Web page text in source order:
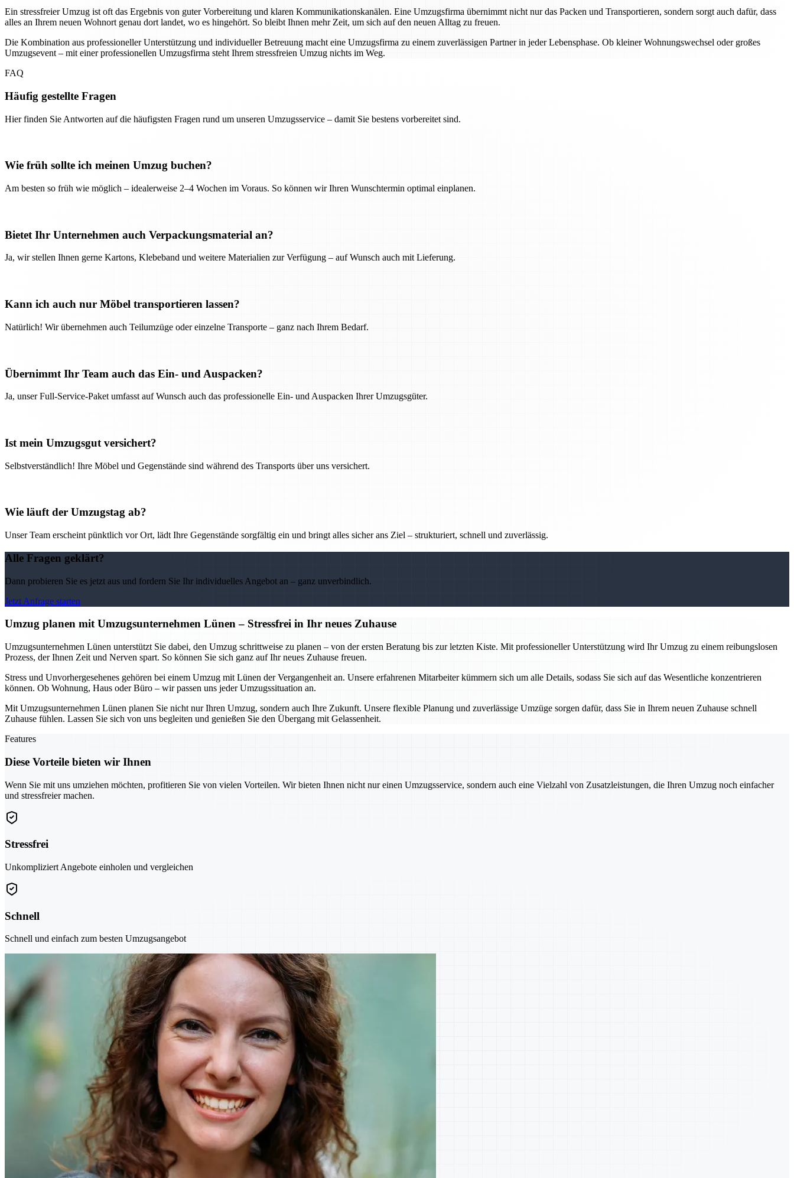
Ein stressfreier Umzug ist oft das Ergebnis von guter Vorbereitung und klaren Kommunikationskanälen. Eine Umzugsfirma übernimmt nicht nur das Packen und Transportieren, sondern sorgt auch dafür, dass
alles an Ihrem neuen Wohnort genau dort landet, wo es hingehört. So bleibt Ihnen mehr Zeit, um sich auf den neuen Alltag zu freuen.
Die Kombination aus professioneller Unterstützung und individueller Betreuung macht eine Umzugsfirma zu einem zuverlässigen Partner in jeder Lebensphase. Ob kleiner Wohnungswechsel oder großes
Umzugsevent – mit einer professionellen Umzugsfirma steht Ihrem stressfreien Umzug nichts im Weg.
FAQ
Häufig gestellte Fragen
Hier finden Sie Antworten auf die häufigsten Fragen rund um unseren Umzugsservice – damit Sie bestens vorbereitet sind.
Wie früh sollte ich meinen Umzug buchen?
Am besten so früh wie möglich – idealerweise 2–4 Wochen im Voraus. So können wir Ihren Wunschtermin optimal einplanen.
Bietet Ihr Unternehmen auch Verpackungsmaterial an?
Ja, wir stellen Ihnen gerne Kartons, Klebeband und weitere Materialien zur Verfügung – auf Wunsch auch mit Lieferung.
Kann ich auch nur Möbel transportieren lassen?
Natürlich! Wir übernehmen auch Teilumzüge oder einzelne Transporte – ganz nach Ihrem Bedarf.
Übernimmt Ihr Team auch das Ein- und Auspacken?
Ja, unser Full-Service-Paket umfasst auf Wunsch auch das professionelle Ein- und Auspacken Ihrer Umzugsgüter.
Ist mein Umzugsgut versichert?
Selbstverständlich! Ihre Möbel und Gegenstände sind während des Transports über uns versichert.
Wie läuft der Umzugstag ab?
Unser Team erscheint pünktlich vor Ort, lädt Ihre Gegenstände sorgfältig ein und bringt alles sicher ans Ziel – strukturiert, schnell und zuverlässig.
Alle Fragen geklärt?
Dann probieren Sie es jetzt aus und fordern Sie Ihr individuelles Angebot an – ganz unverbindlich.
Jetzt Anfrage starten
Umzug planen mit Umzugsunternehmen Lünen – Stressfrei in Ihr neues Zuhause
Umzugsunternehmen Lünen unterstützt Sie dabei, den Umzug schrittweise zu planen – von der ersten Beratung bis zur letzten Kiste. Mit professioneller Unterstützung wird Ihr Umzug zu einem reibungslosen
Prozess, der Ihnen Zeit und Nerven spart. So können Sie sich ganz auf Ihr neues Zuhause freuen.
Stress und Unvorhergesehenes gehören bei einem Umzug mit Lünen der Vergangenheit an. Unsere erfahrenen Mitarbeiter kümmern sich um alle Details, sodass Sie sich auf das Wesentliche konzentrieren
können. Ob Wohnung, Haus oder Büro – wir passen uns jeder Umzugssituation an.
Mit Umzugsunternehmen Lünen planen Sie nicht nur Ihren Umzug, sondern auch Ihre Zukunft. Unsere flexible Planung und zuverlässige Umzüge sorgen dafür, dass Sie in Ihrem neuen Zuhause schnell
Zuhause fühlen. Lassen Sie sich von uns begleiten und genießen Sie den Übergang mit Gelassenheit.
Features
Diese Vorteile bieten wir Ihnen
Wenn Sie mit uns umziehen möchten, profitieren Sie von vielen Vorteilen. Wir bieten Ihnen nicht nur einen Umzugsservice, sondern auch eine Vielzahl von Zusatzleistungen, die Ihren Umzug noch einfacher
und stressfreier machen.
Stressfrei
Unkompliziert Angebote einholen und vergleichen
Schnell
Schnell und einfach zum besten Umzugsangebot